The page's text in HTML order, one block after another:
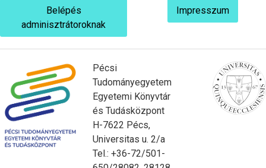
Belépés
adminisztrátoroknak
Impresszum
Pécsi
Tudományegyetem
Egyetemi Könyvtár
és Tudásközpont
H-7622 Pécs,
Universitas u. 2/a
Tel.: +36-72/501-